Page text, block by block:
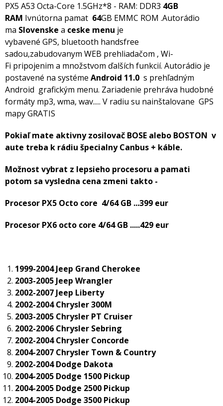
PX5 A53 Octa-Core 1.5GHz*8 - RAM: DDR3 4GB
RAM Ivnútorna pamat 64GB EMMC ROM .Autorádio
ma Slovenske a ceske menu je
vybavené GPS, bluetooth handsfree
sadou,zabudovanym WEB prehliadačom , Wi-
Fi pripojenim a množstvom ďalších funkcií. Autorádio je
postavené na systéme Android 11.0 s prehľadným
Android grafickým menu. Zariadenie prehráva hudobné
formáty mp3, wma, wav..... V radiu su nainštalovane GPS
mapy GRATIS
Pokiaľ mate aktivny zosilovač BOSE alebo BOSTON v
aute treba k rádiu špecialny Canbus + káble.
Možnost vybrat z lepsieho procesoru a pamati
potom sa vysledna cena zmeni takto -
Procesor PX5 Octo core 4/64 GB ...399 eur
Procesor PX6 octo core 4/64 GB .....429 eur
1999-2004 Jeep Grand Cherokee
2003-2005 Jeep Wrangler
2002-2007 Jeep Liberty
2002-2004 Chrysler 300M
2003-2005 Chrysler PT Cruiser
2002-2006 Chrysler Sebring
2002-2004 Chrysler Concorde
2004-2007 Chrysler Town & Country
2002-2004 Dodge Dakota
2004-2005 Dodge 1500 Pickup
2004-2005 Dodge 2500 Pickup
2004-2005 Dodge 3500 Pickup